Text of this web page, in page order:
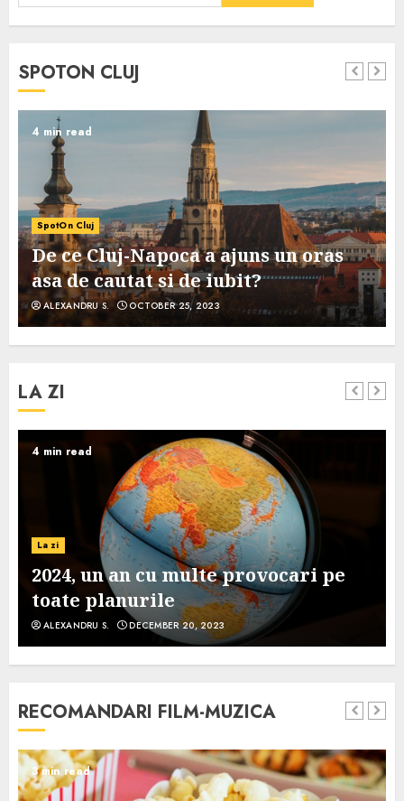
SPOTON CLUJ
4 min read
SpotOn Cluj
De ce Cluj-Napoca a ajuns un oras
asa de cautat si de iubit?
ALEXANDRU S. OCTOBER 25, 2023
LA ZI
4 min read
La zi
2024, un an cu multe provocari pe
toate planurile
ALEXANDRU S. DECEMBER 20, 2023
RECOMANDARI FILM-MUZICA
3 min read